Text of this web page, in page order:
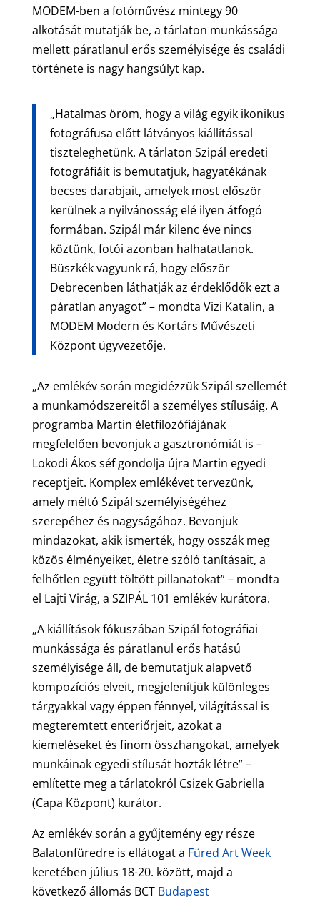
MODEM-ben a fotóművész mintegy 90
alkotását mutatják be, a tárlaton munkássága
mellett páratlanul erős személyisége és családi
története is nagy hangsúlyt kap.
„Hatalmas öröm, hogy a világ egyik ikonikus
fotográfusa előtt látványos kiállítással
tiszteleghetünk. A tárlaton Szipál eredeti
fotográfiáit is bemutatjuk, hagyatékának
becses darabjait, amelyek most először
kerülnek a nyilvánosság elé ilyen átfogó
formában. Szipál már kilenc éve nincs
köztünk, fotói azonban halhatatlanok.
Büszkék vagyunk rá, hogy először
Debrecenben láthatják az érdeklődők ezt a
páratlan anyagot” – mondta Vizi Katalin, a
MODEM Modern és Kortárs Művészeti
Központ ügyvezetője.
„Az emlékév során megidézzük Szipál szellemét
a munkamódszereitől a személyes stílusáig. A
programba Martin életfilozófiájának
megfelelően bevonjuk a gasztronómiát is –
Lokodi Ákos séf gondolja újra Martin egyedi
receptjeit. Komplex emlékévet tervezünk,
amely méltó Szipál személyiségéhez
szerepéhez és nagyságához. Bevonjuk
mindazokat, akik ismerték, hogy osszák meg
közös élményeiket, életre szóló tanításait, a
felhőtlen együtt töltött pillanatokat” – mondta
el Lajti Virág, a SZIPÁL 101 emlékév kurátora.
„A kiállítások fókuszában Szipál fotográfiai
munkássága és páratlanul erős hatású
személyisége áll, de bemutatjuk alapvető
kompozíciós elveit, megjelenítjük különleges
tárgyakkal vagy éppen fénnyel, világítással is
megteremtett enteriőrjeit, azokat a
kiemeléseket és finom összhangokat, amelyek
munkáinak egyedi stílusát hozták létre” –
említette meg a tárlatokról Csizek Gabriella
(Capa Központ) kurátor.
Az emlékév során a gyűjtemény egy része
Balatonfüredre is ellátogat a Füred Art Week
keretében július 18-20. között, majd a
következő állomás BCT Budapest